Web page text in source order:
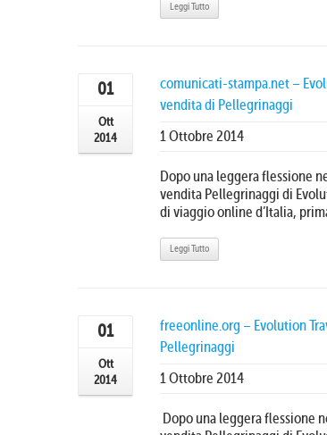
Leggi Tutto
01
Ott
2014
comunicati-stampa.net –
vendita di Pellegrinaggi
1 Ottobre 2014
Dopo una leggera flessione
vendita Pellegrinaggi di
di viaggio online d’Italia,
Leggi Tutto
01
Ott
2014
freeonline.org – Evolution
Pellegrinaggi
1 Ottobre 2014
Dopo una leggera flessione